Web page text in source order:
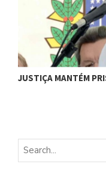
JUSTIÇA MANTÉM